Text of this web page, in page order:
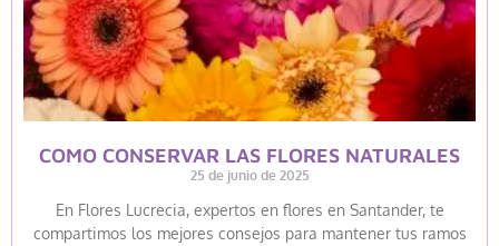
COMO CONSERVAR LAS FLORES NATURALES
25 de junio de 2025
En Flores Lucrecia, expertos en flores en Santander, te
compartimos los mejores consejos para mantener tus ramos